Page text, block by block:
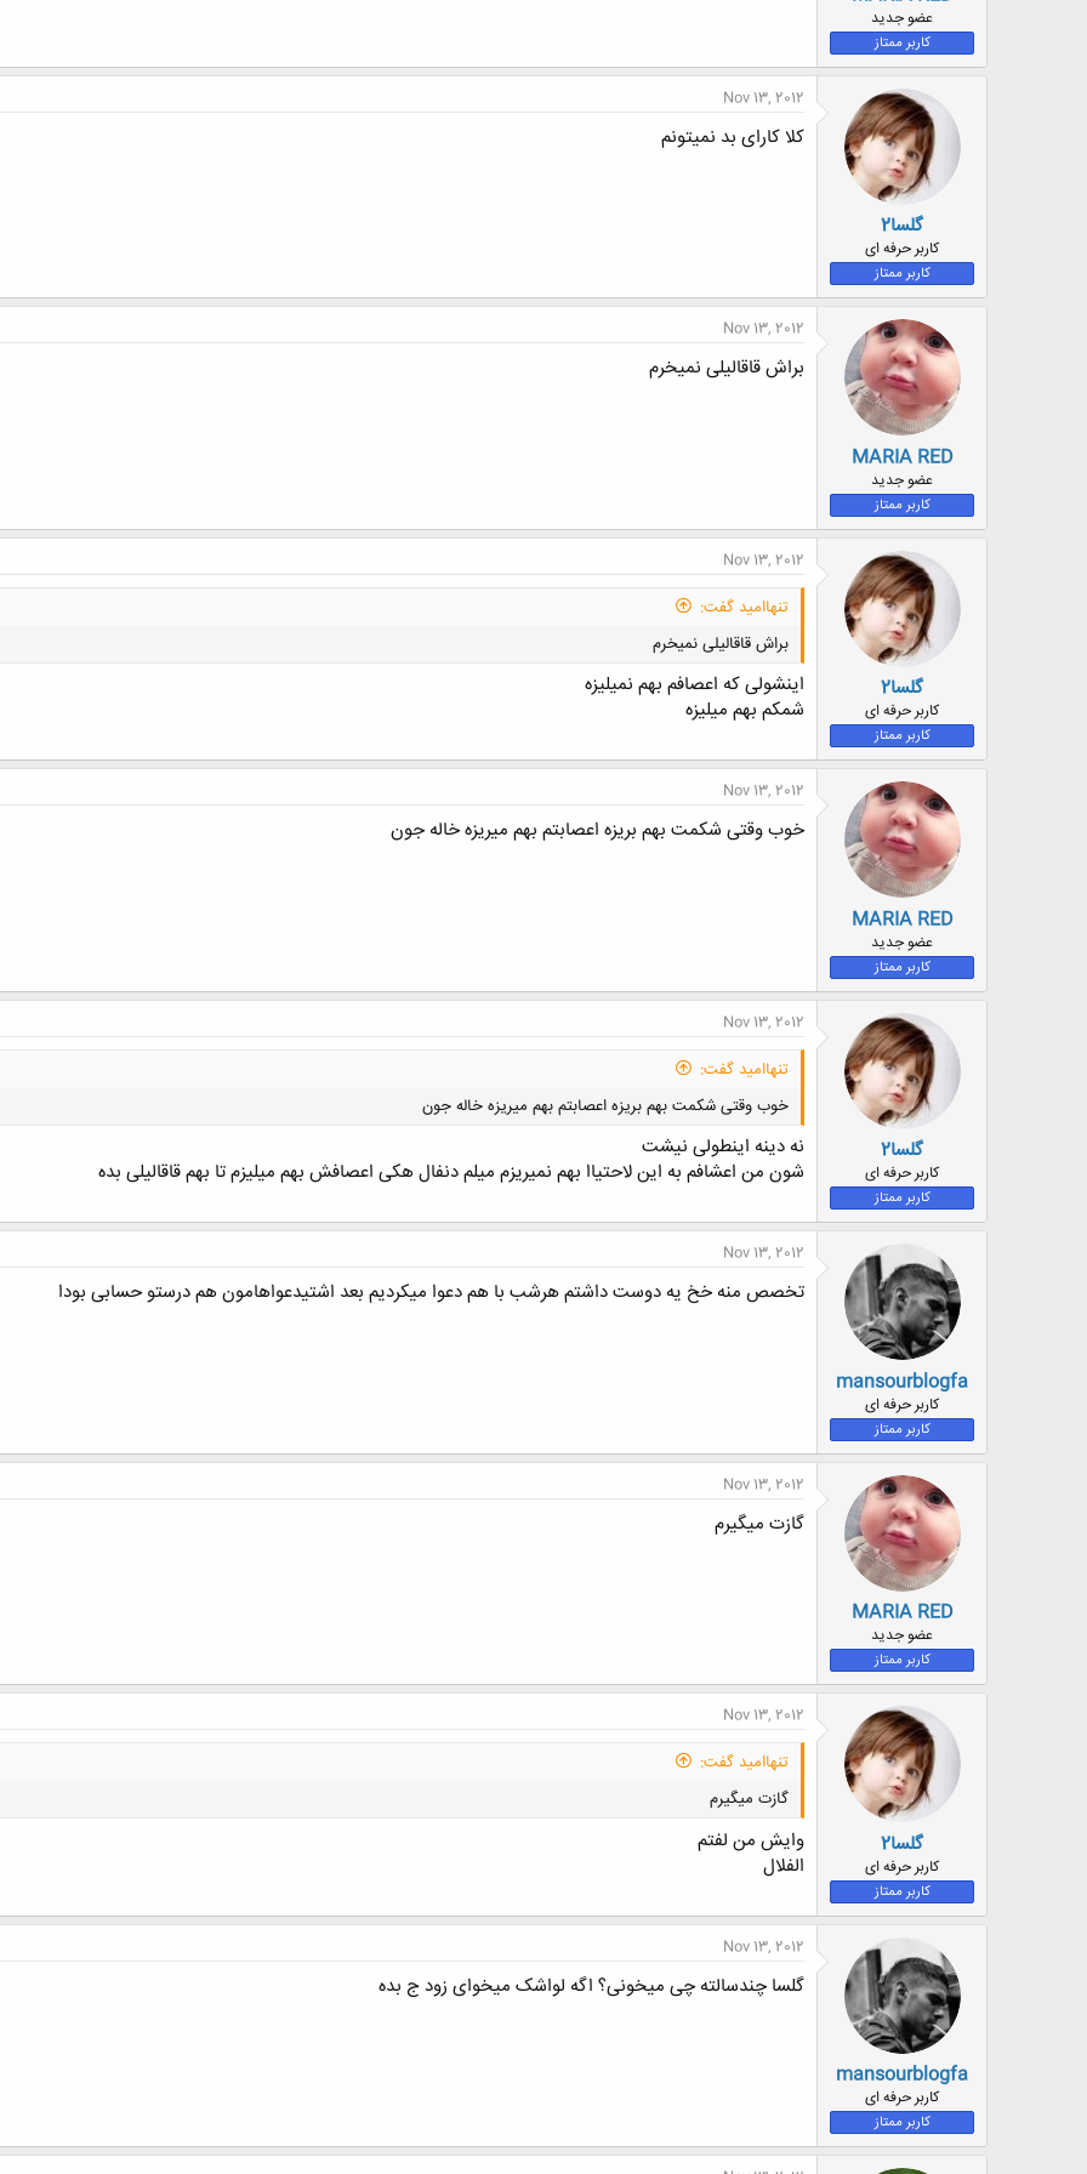
و
ع
عضو جدید
کاربر ممتاز
گلسا2
کاربر حرفه ای
کاربر ممتاز
Nov 13, 2012
کلا کارای بد نمیتونم
MARIA RED
عضو جدید
کاربر ممتاز
Nov 13, 2012
براش قاقالیلی نمیخرم
گلسا2
کاربر حرفه ای
کاربر ممتاز
Nov 13, 2012
تنهاامید گفت:
براش قاقالیلی نمیخرم
اینشولی که اعصافم بهم نمیلیزه
شمکم بهم میلیزه
MARIA RED
عضو جدید
کاربر ممتاز
Nov 13, 2012
خوب وقتی شکمت بهم بریزه اعصابتم بهم میریزه خاله جون
گلسا2
کاربر حرفه ای
کاربر ممتاز
Nov 13, 2012
تنهاامید گفت:
خوب وقتی شکمت بهم بریزه اعصابتم بهم میریزه خاله جون
نه دینه اینطولی نیشت
شون من اعشافم به این لاحتیاا بهم نمیریزم میلم دنفال هکی اعصافش بهم میلیزم تا بهم قاقالیلی بده
mansourblogfa
کاربر حرفه ای
کاربر ممتاز
Nov 13, 2012
تخصص منه خخ یه دوست داشتم هرشب با هم دعوا میکردیم بعد اشتیدعواهامون هم درستو حسابی بودا
MARIA RED
عضو جدید
کاربر ممتاز
Nov 13, 2012
گازت میگیرم
گلسا2
کاربر حرفه ای
کاربر ممتاز
Nov 13, 2012
تنهاامید گفت:
گازت میگیرم
وایش من لفتم
الفلال
mansourblogfa
کاربر حرفه ای
کاربر ممتاز
Nov 13, 2012
گلسا چندسالته چی میخونی؟ اگه لواشک میخوای زود ج بده